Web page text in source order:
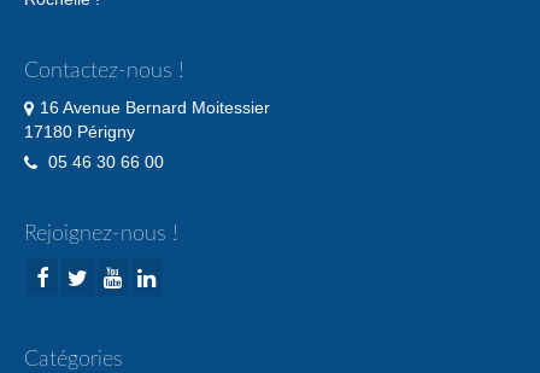
Contactez-nous !
16 Avenue Bernard Moitessier
17180 Périgny
05 46 30 66 00
Rejoignez-nous !
Catégories